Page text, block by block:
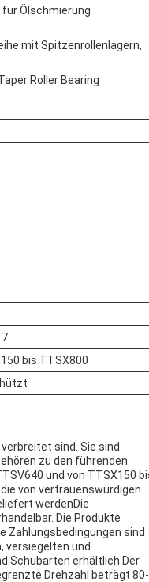
Ölschmierung
mit Spitzenrollenlagern,
Roller Bearing
7
bis TTSX800
sind. Sie sind
zu den führenden
und von TTSX150
von vertrauenswürdigen
werdenDie
Die Produkte
Zahlungsbedingungen sind
versiegelten und
Schubarten erhältlich.Der
Drehzahl beträgt 80-